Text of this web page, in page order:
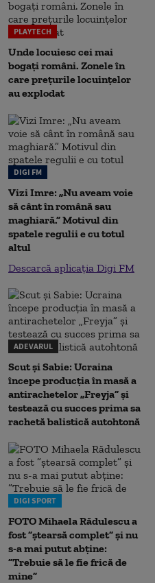
PLAYTECH
Unde locuiesc cei mai
bogați români. Zonele în
care prețurile locuințelor
au explodat
DIGI FM
Vizi Imre: „Nu aveam voie
să cânt în română sau
maghiară.” Motivul din
spatele regulii e cu totul
altul
Descarcă aplicația Digi FM
ADEVARUL
Scut și Sabie: Ucraina
începe producția în masă a
antirachetelor „Freyja” și
testează cu succes prima sa
rachetă balistică autohtonă
DIGI SPORT
FOTO Mihaela Rădulescu a
fost ”ștearsă complet” și nu
s-a mai putut abține:
”Trebuie să le fie frică de
mine”